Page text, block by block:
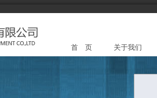
首 页 关于我们